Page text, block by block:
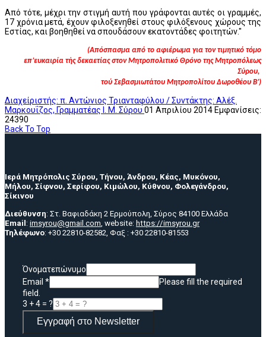
Από τότε, μέχρι την στιγμή αυτή που γράφονται αυτές οι γραμμές,
17 χρόνια μετά, έχουν φιλοξενηθεί στους φιλόξενους χώρους της
Εστίας, και βοηθηθεί να σπουδάσουν εκατοντάδες φοιτητών."
(Απόσπασμα από το αφιέρωμα για τον τιμητικό τόμο
επ’ευκαιρία τής δεκαετίας στον Μητροπολιτικό Θρόνο της Μητροπόλεως
Σύρου,
τού Σεβασμιωτάτου Μητροπολίτου Δωροθέου Β’)
Διαχείριστής: π. Αντώνιος Τριανταφύλου / Συντάκτης: Αλέξ.
Μαρκουΐζος, Γραμματέας Ι. Μ. Σύρου 01 Απριλίου 2014 Εμφανίσεις:
24390
Back To Top
Ιερά Μητρόπολις Σύρου, Τήνου, Άνδρου, Κέας, Μυκόνου,
Μήλου, Σίφνου, Σερίφου, Κιμώλου, Κύθνου, Φολεγάνδρου,
Σίκινου
Διεύθυνση: Στ. Βαφιαδάκη 2 Ερμούπολη, Σύρος 84100 Ελλάδα
Email : imsyrou@gmail.com , website: https://imsyrou.gr
Τηλέφωνο: +30 22810-82582, Φαξ : +30 22810-81553
Όνοματεπώνυμο
Email *
Please fill the required
field.
3 + 4 = ?
Εγγραφή στο Newsletter